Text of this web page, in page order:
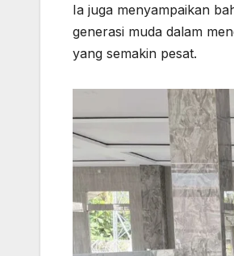
Ia juga menyampaikan
generasi muda dalam
yang semakin pesat.